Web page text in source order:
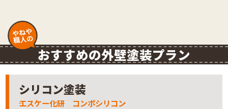
やねや
職人の
おすすめの外壁塗装プラン
シリコン塗装
エスケー化研 コンポシリコン